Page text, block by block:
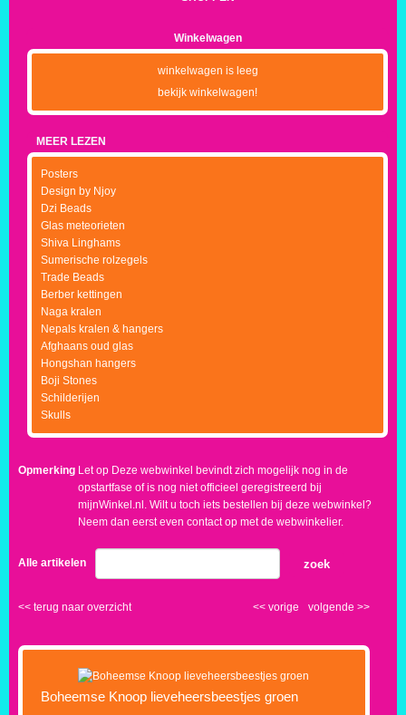
Winkelwagen
winkelwagen is leeg
bekijk winkelwagen!
MEER LEZEN
Posters
Design by Njoy
Dzi Beads
Glas meteorieten
Shiva Linghams
Sumerische rolzegels
Trade Beads
Berber kettingen
Naga kralen
Nepals kralen & hangers
Afghaans oud glas
Hongshan hangers
Boji Stones
Schilderijen
Skulls
Opmerking Let op Deze webwinkel bevindt zich mogelijk nog in de
opstartfase of is nog niet officieel geregistreerd bij
mijnWinkel.nl. Wilt u toch iets bestellen bij deze webwinkel?
Neem dan eerst even contact op met de webwinkelier.
Alle artikelen zoek
<< terug naar overzicht volgende >>
<< vorige
Boheemse Knoop lieveheersbeestjes groen